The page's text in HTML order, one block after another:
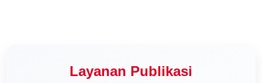
Layanan Publikasi